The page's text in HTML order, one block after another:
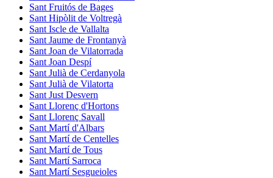
Sant Fruitós de Bages
Sant Hipòlit de Voltregà
Sant Iscle de Vallalta
Sant Jaume de Frontanyà
Sant Joan de Vilatorrada
Sant Joan Despí
Sant Julià de Cerdanyola
Sant Julià de Vilatorta
Sant Just Desvern
Sant Llorenç d'Hortons
Sant Llorenç Savall
Sant Martí d'Albars
Sant Martí de Centelles
Sant Martí de Tous
Sant Martí Sarroca
Sant Martí Sesgueioles